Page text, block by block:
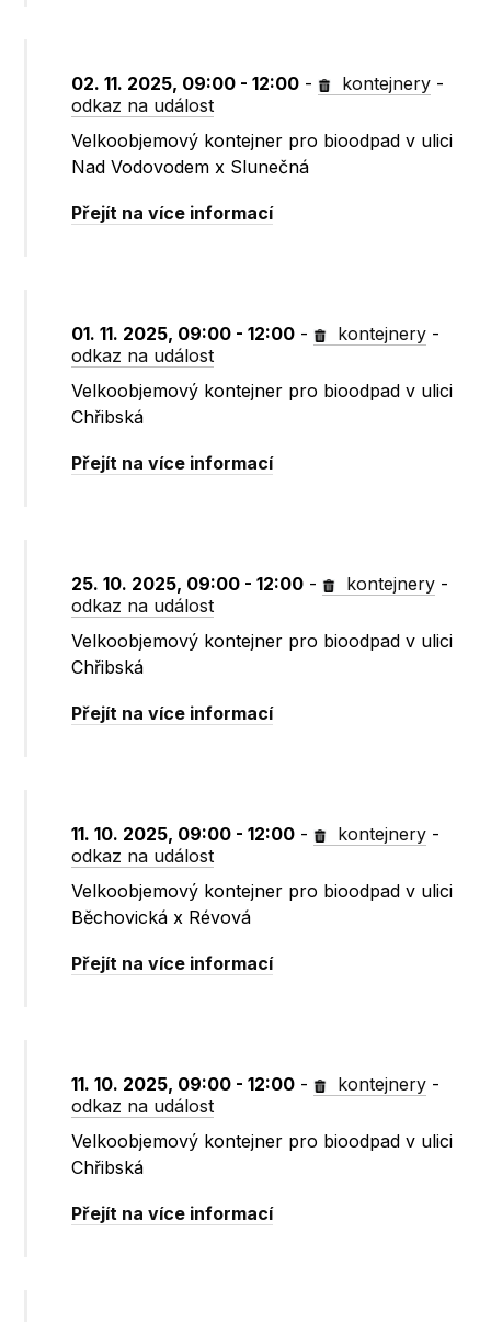
02. 11. 2025, 09:00 - 12:00 - kontejnery -
odkaz na událost
Velkoobjemový kontejner pro bioodpad v ulici
Nad Vodovodem x Slunečná
Přejít na více informací
01. 11. 2025, 09:00 - 12:00 - kontejnery -
odkaz na událost
Velkoobjemový kontejner pro bioodpad v ulici
Chřibská
Přejít na více informací
25. 10. 2025, 09:00 - 12:00 - kontejnery -
odkaz na událost
Velkoobjemový kontejner pro bioodpad v ulici
Chřibská
Přejít na více informací
11. 10. 2025, 09:00 - 12:00 - kontejnery -
odkaz na událost
Velkoobjemový kontejner pro bioodpad v ulici
Běchovická x Révová
Přejít na více informací
11. 10. 2025, 09:00 - 12:00 - kontejnery -
odkaz na událost
Velkoobjemový kontejner pro bioodpad v ulici
Chřibská
Přejít na více informací